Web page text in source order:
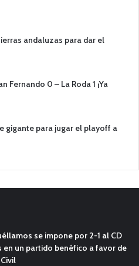
andaluzas para dar el
Fernando 0 – La Roda 1 ¡Ya
gigante para jugar el playoff a
se impone por 2-1 al CD
en un partido benéfico a favor de